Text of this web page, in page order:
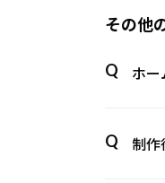
その他
ホ
制作